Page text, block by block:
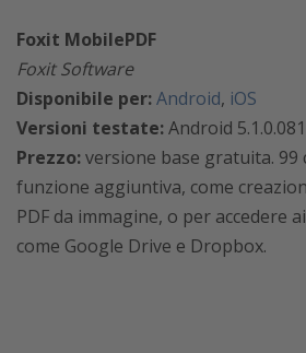
Foxit MobilePDF
Foxit Software
Disponibile per:Android, iOS
Versioni testate:Android
Prezzo:versione base gratuita. 99
funzione aggiuntiva, come
PDF da immagine, o per accedere
come Google Drive e Dropbox.